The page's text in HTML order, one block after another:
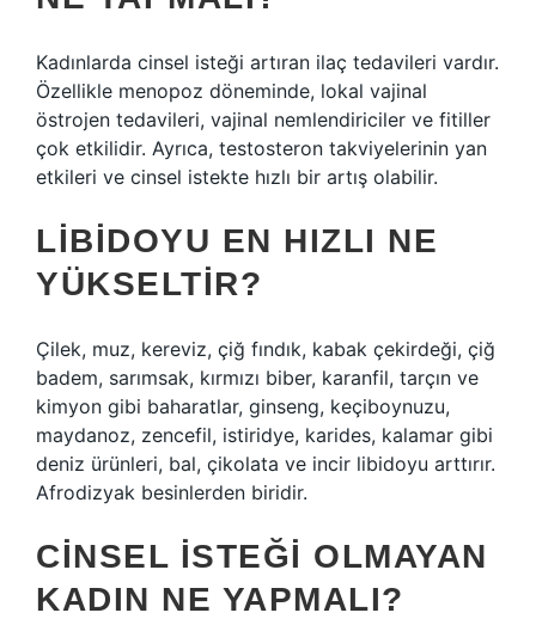
Kadınlarda cinsel isteği artıran ilaç tedavileri vardır.
Özellikle menopoz döneminde, lokal vajinal
östrojen tedavileri, vajinal nemlendiriciler ve fitiller
çok etkilidir. Ayrıca, testosteron takviyelerinin yan
etkileri ve cinsel istekte hızlı bir artış olabilir.
LIBIDOYU EN HIZLI NE
YÜKSELTIR?
Çilek, muz, kereviz, çiğ fındık, kabak çekirdeği, çiğ
badem, sarımsak, kırmızı biber, karanfil, tarçın ve
kimyon gibi baharatlar, ginseng, keçiboynuzu,
maydanoz, zencefil, istiridye, karides, kalamar gibi
deniz ürünleri, bal, çikolata ve incir libidoyu arttırır.
Afrodizyak besinlerden biridir.
CINSEL ISTEĞI OLMAYAN
KADIN NE YAPMALI?